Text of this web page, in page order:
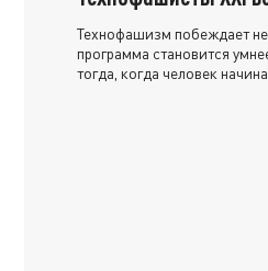
Технофашизм побеждает не
программа становится
тогда, когда человек